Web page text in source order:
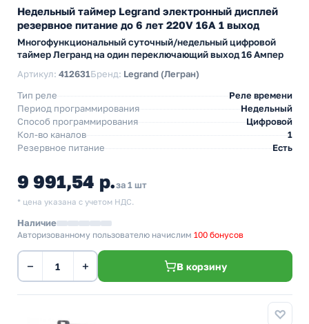
Недельный таймер Legrand электронный дисплей
резервное питание до 6 лет 220V 16А 1 выход
Многофункциональный суточный/недельный цифровой
таймер Легранд на один переключающий выход 16 Ампер
Артикул: 412631Бренд: Legrand (Легран)
Тип реле
Реле времени
Период программирования
Недельный
Способ программирования
Цифровой
Кол-во каналов
1
Резервное питание
Есть
9 991,54 р.за 1 шт
* цена указана с учетом НДС.
Наличие
Авторизованному пользователю начислим 100 бонусов
− + В корзину